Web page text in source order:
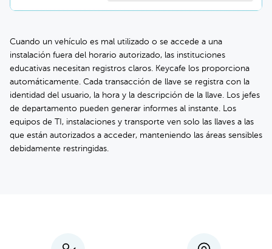
Cuando un vehículo es mal utilizado o se accede a una
instalación fuera del horario autorizado, las instituciones
educativas necesitan registros claros. Keycafe los proporciona
automáticamente. Cada transacción de llave se registra con la
identidad del usuario, la hora y la descripción de la llave. Los jefes
de departamento pueden generar informes al instante. Los
equipos de TI, instalaciones y transporte ven solo las llaves a las
que están autorizados a acceder, manteniendo las áreas sensibles
debidamente restringidas.